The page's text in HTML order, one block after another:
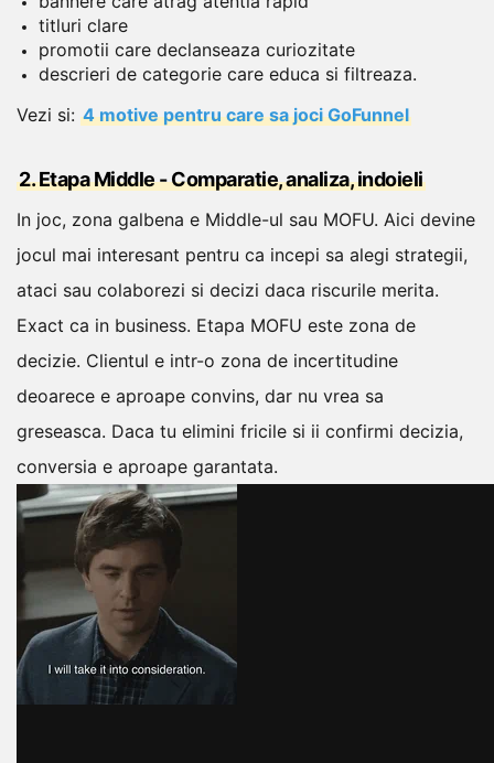
titluri clare
promotii care declanseaza curiozitate
descrieri de categorie care educa si filtreaza.
Vezi si: 4 motive pentru care sa joci GoFunnel
2. Etapa Middle - Comparatie, analiza, indoieli
In joc, zona galbena e Middle-ul sau MOFU. Aici devine
jocul mai interesant pentru ca incepi sa alegi strategii,
ataci sau colaborezi si decizi daca riscurile merita.
Exact ca in business. Etapa MOFU este zona de
decizie. Clientul e intr-o zona de incertitudine
deoarece e aproape convins, dar nu vrea sa
greseasca. Daca tu elimini fricile si ii confirmi decizia,
conversia e aproape garantata.